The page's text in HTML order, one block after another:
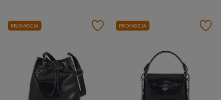
PROMOCJA PROMOCJA